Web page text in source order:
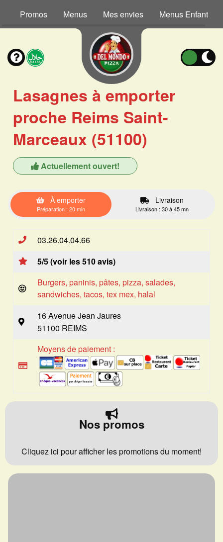
Promos Menus Mes envies Menus Enfant
Lasagnes à emporter
proche Reims Saint-
Marceaux (51100)
Actuellement ouvert!
À emporter
Préparation : 20 min
Livraison
Livraison : 30 à 45 mn
03.26.04.04.66
5/5 (voir les 510 avis)
Burgers, paninis, pâtes, pizza, salades,
sandwiches, tacos, tex mex, halal
16 Avenue Jean Jaures
51100 REIMS
Moyens de paiement :
Nos promos
Cliquez ici pour afficher les promotions du moment!